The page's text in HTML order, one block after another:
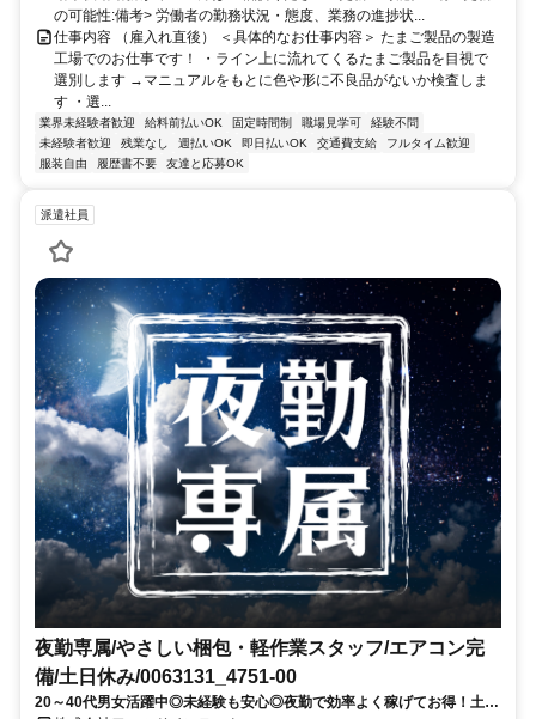
の可能性:備考> 労働者の勤務状況・態度、業務の進捗状...
仕事内容 （雇入れ直後） ＜具体的なお仕事内容＞ たまご製品の製造
工場でのお仕事です！ ・ライン上に流れてくるたまご製品を目視で
選別します →マニュアルをもとに色や形に不良品がないか検査しま
す ・選...
業界未経験者歓迎 給料前払いOK 固定時間制 職場見学可
経験不問
未経験者歓迎
残業なし 週払いOK 即日払いOK 交通費支給
フルタイム歓迎
服装自由
履歴書不要 友達と応募OK
派遣社員
夜勤専属/やさしい梱包・軽作業スタッフ/エアコン完
備/土日休み/0063131_4751-00
20～40代男女活躍中◎未経験も安心◎夜勤で効率よく稼げてお得！土日